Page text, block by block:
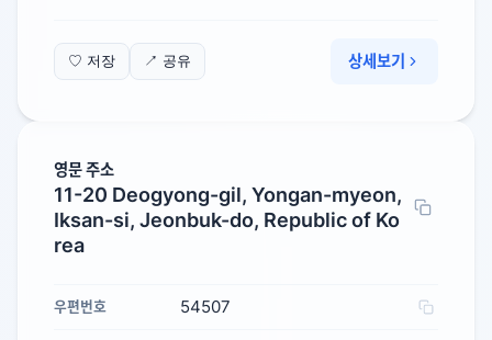
♡ 저장 ↗ 공유 상세보기
영문 주소
11-20 Deogyong-gil, Yongan-myeon,
Iksan-si, Jeonbuk-do, Republic of Ko
rea
우편번호 54507